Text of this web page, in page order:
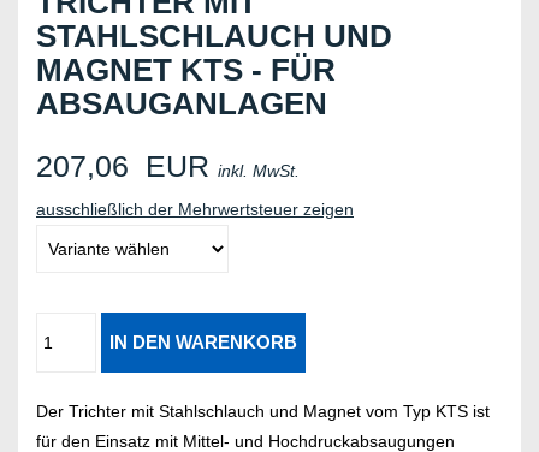
STAHLSCHLAUCH UND
MAGNET KTS - FÜR
ABSAUGANLAGEN
207,06 EUR inkl. MwSt.
ausschließlich der Mehrwertsteuer zeigen
Der Trichter mit Stahlschlauch und Magnet vom Typ KTS ist
für den Einsatz mit Mittel- und Hochdruckabsaugungen